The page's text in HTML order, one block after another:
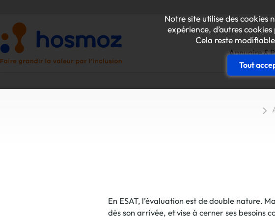
Notre site utilise des cookies
expérience, d’autres
Cela reste
Tout
Annuaire &
En ESAT, l’évaluation est de double nature.
dès son arrivée, et vise à cerner ses besoins